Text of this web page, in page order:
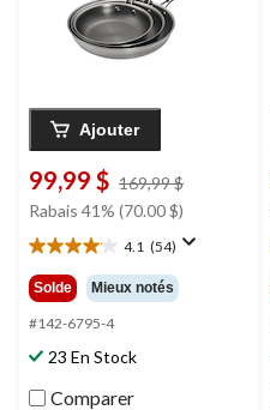
Ajouter
99,99 $ 169,99 $
Rabais 41% (70.00 $)
4.1 (54)
4.1
étoile(s)
sur
5.
54
évaluations
Solde Mieux notés
#142-6795-4
23 En Stock
Comparer